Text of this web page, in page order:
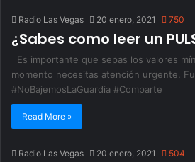
Radio Las Vegas 20 enero, 2021 750
¿Sabes como leer un
Es importante que sepas los valores
momento necesitas atención urgente.
#NoBajemosLaGuardia #Comparte
Read More »
Radio Las Vegas 20 enero, 2021 504